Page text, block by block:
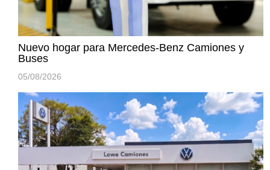
Nuevo hogar para Mercedes-Benz Camiones y
Buses
05/08/2026